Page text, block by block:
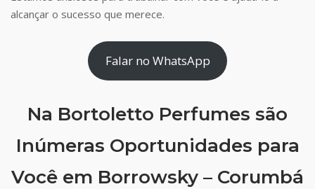
alcançar o sucesso que merece.
Falar no WhatsApp
Na Bortoletto Perfumes são
Inúmeras Oportunidades para
Você em Borrowsky – Corumbá